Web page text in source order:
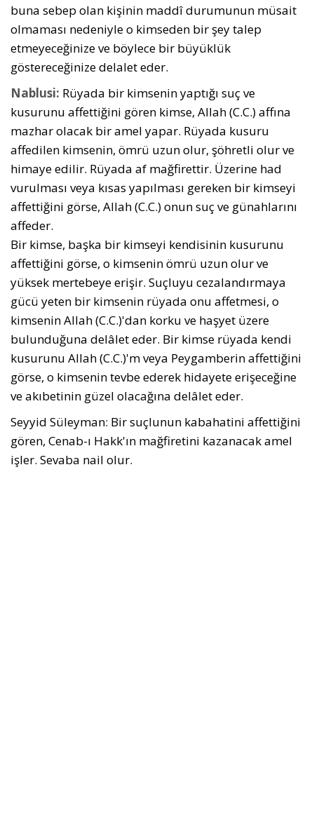
buna sebep olan kişinin maddî durumunun müsait
olmaması nedeniyle o kimseden bir şey talep
etmeyeceğinize ve böylece bir büyüklük
göstereceğinize delalet eder.
Nablusi: Rüyada bir kimsenin yaptığı suç ve
kusurunu affettiğini gören kimse, Allah (C.C.) affına
mazhar olacak bir amel yapar. Rüyada kusuru
affedilen kimsenin, ömrü uzun olur, şöhretli olur ve
himaye edilir. Rüyada af mağfirettir. Üzerine had
vurulması veya kısas yapılması gereken bir kimseyi
affettiğini görse, Allah (C.C.) onun suç ve günahlarını
affeder.
Bir kimse, başka bir kimseyi kendisinin kusurunu
affettiğini görse, o kimsenin ömrü uzun olur ve
yüksek mertebeye erişir. Suçluyu cezalandırmaya
gücü yeten bir kimsenin rüyada onu affetmesi, o
kimsenin Allah (C.C.)'dan korku ve haşyet üzere
bulunduğuna delâlet eder. Bir kimse rüyada kendi
kusurunu Allah (C.C.)'m veya Peygamberin affettiğini
görse, o kimsenin tevbe ederek hidayete erişeceğine
ve akıbetinin güzel olacağına delâlet eder.
Seyyid Süleyman: Bir suçlunun kabahatini affettiğini
gören, Cenab-ı Hakk'ın mağfiretini kazanacak amel
işler. Sevaba nail olur.